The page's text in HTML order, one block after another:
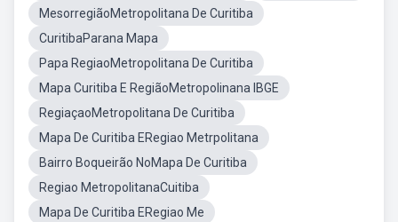
MesorregiãoMetropolitana De Curitiba
CuritibaParana Mapa
Papa RegiaoMetropolitana De Curitiba
Mapa Curitiba E RegiãoMetropolinana IBGE
RegiaçaoMetropolitana De Curitiba
Mapa De Curitiba ERegiao Metrpolitana
Bairro Boqueirão NoMapa De Curitiba
Regiao MetropolitanaCuitiba
Mapa De Curitiba ERegiao Me